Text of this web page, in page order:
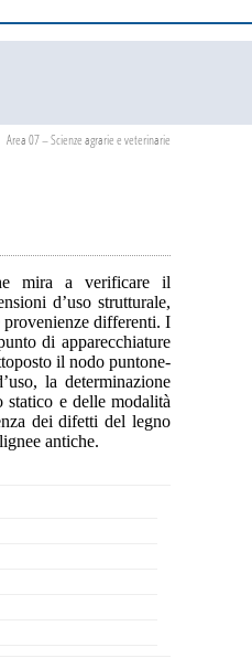
Area 07 – Scienze agrarie e veterinarie
mira a verificare il
d’uso strutturale,
differenti. I
di apparecchiature
il nodo puntone-
la determinazione
statico e delle modalità
dei difetti del legno
antiche.